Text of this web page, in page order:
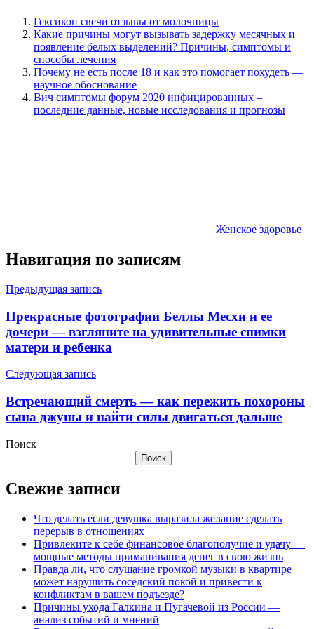
Гексикон свечи отзывы от молочницы
Какие причины могут вызывать задержку месячных и
появление белых выделений? Причины, симптомы и
способы лечения
Почему не есть после 18 и как это помогает похудеть —
научное обоснование
Вич симптомы форум 2020 инфицированных –
последние данные, новые исследования и прогнозы
Женское здоровье
Навигация по записям
Предыдущая запись
Прекрасные фотографии Беллы Месхи и ее
дочери — взгляните на удивительные снимки
матери и ребенка
Следующая запись
Встречающий смерть — как пережить похороны
сына джуны и найти силы двигаться дальше
Поиск
Поиск
Свежие записи
Что делать если девушка выразила желание сделать
перерыв в отношениях
Привлеките к себе финансовое благополучие и удачу —
мощные методы приманивания денег в свою жизнь
Правда ли, что слушание громкой музыки в квартире
может нарушить соседский покой и привести к
конфликтам в вашем подъезде?
Причины ухода Галкина и Пугачевой из России —
анализ событий и мнений